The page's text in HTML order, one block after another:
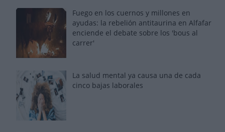
Fuego en los cuernos y millones en
ayudas: la rebelión antitaurina en Alfafar
enciende el debate sobre los 'bous al
carrer'
La salud mental ya causa una de cada
cinco bajas laborales